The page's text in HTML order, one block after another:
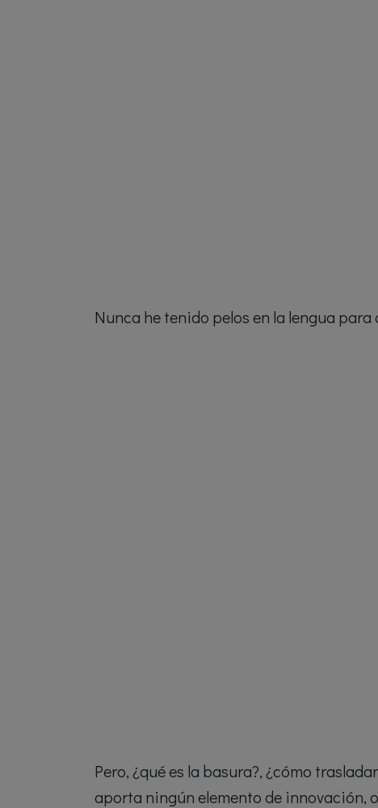
Nunca he tenido pelos en la lengua para
Pero, ¿qué es la basura?, ¿cómo
aporta ningún elemento de innovación,